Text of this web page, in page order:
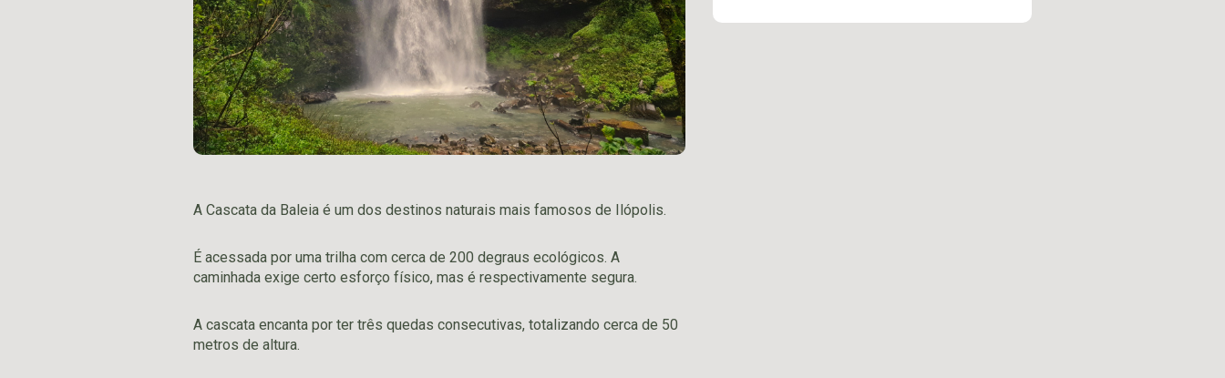
A Cascata da Baleia é um dos destinos naturais mais famosos de Ilópolis.
É acessada por uma trilha com cerca de 200 degraus ecológicos. A
caminhada exige certo esforço físico, mas é respectivamente segura.
A cascata encanta por ter três quedas consecutivas, totalizando cerca de 50
metros de altura.